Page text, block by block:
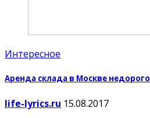
Интересное
Аренда склада в Москве недорого
life-lyrics.ru 15.08.2017